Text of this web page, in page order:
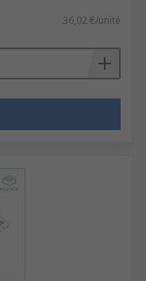
36,02 €/unité